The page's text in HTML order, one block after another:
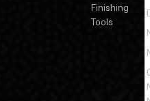
Finishing
Tools